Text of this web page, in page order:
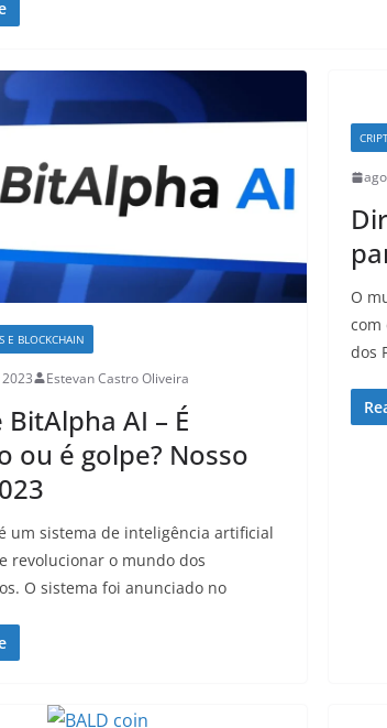
E BLOCKCHAIN
Estevan Castro Oliveira
AI – É
ou é golpe? Nosso
um sistema de inteligência artificial
revolucionar o mundo dos
O sistema foi anunciado no
O
com
dos